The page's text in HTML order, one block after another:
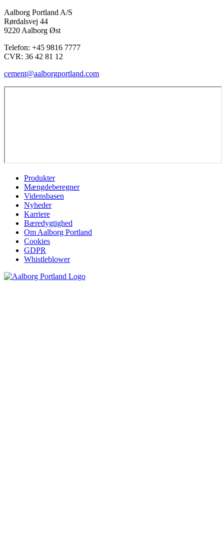
Aalborg Portland A/S
Rørdalsvej 44
9220 Aalborg Øst
Telefon: +45 9816 7777
CVR: 36 42 81 12
cement@aalborgportland.com
Produkter
Mængdeberegner
Vidensbasen
Nyheder
Karriere
Bæredygtighed
Om Aalborg Portland
Cookies
GDPR
Whistleblower